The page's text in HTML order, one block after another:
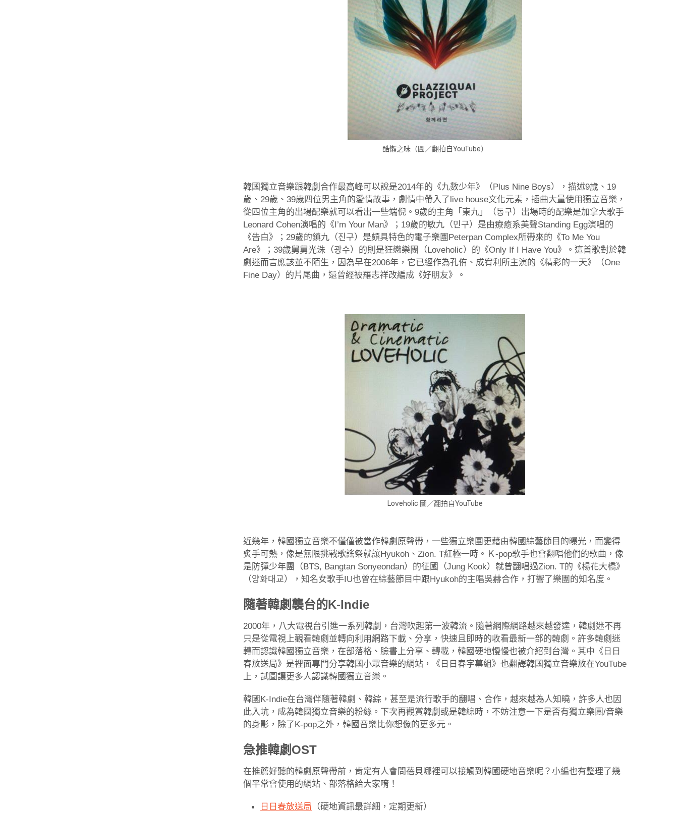
酷懶之味（圖／翻拍自YouTube）
韓國獨立音樂跟韓劇合作最高峰可以說是2014年的《九數少年》（Plus Nine Boys），描述9歲、19
歲、29歲、39歲四位男主角的愛情故事，劇情中帶入了live house文化元素，插曲大量使用獨立音樂，
從四位主角的出場配樂就可以看出一些端倪。9歲的主角「東九」（동구）出場時的配樂是加拿大歌手
Leonard Cohen演唱的《I’m Your Man》；19歲的敏九（민구）是由療癒系美聲Standing Egg演唱的
《告白》；29歲的鎮九（진구）是頗具特色的電子樂團Peterpan Complex所帶來的《To Me You
Are》；39歲舅舅光洙（광수）的則是狂戀樂團（Loveholic）的《Only If I Have You》。這首歌對於韓
劇迷而言應該並不陌生，因為早在2006年，它已經作為孔侑、成宥利所主演的《精彩的一天》（One
Fine Day）的片尾曲，還曾經被羅志祥改編成《好朋友》。
Loveholic 圖／翻拍自YouTube
近幾年，韓國獨立音樂不僅僅被當作韓劇原聲帶，一些獨立樂團更藉由韓國綜藝節目的曝光，而變得
炙手可熱，像是無限挑戰歌謠祭就讓Hyukoh、Zion. T紅極一時。Ｋ-pop歌手也會翻唱他們的歌曲，像
是防彈少年團（BTS, Bangtan Sonyeondan）的征國（Jung Kook）就曾翻唱過Zion. T的《楊花大橋》
（양화대교），知名女歌手IU也曾在綜藝節目中跟Hyukoh的主唱吳赫合作，打響了樂團的知名度。
隨著韓劇襲台的K-Indie
2000年，八大電視台引進一系列韓劇，台灣吹起第一波韓流。隨著網際網路越來越發達，韓劇迷不再
只是從電視上觀看韓劇並轉向利用網路下載、分享，快速且即時的收看最新一部的韓劇。許多韓劇迷
轉而認識韓國獨立音樂，在部落格、臉書上分享、轉載，韓國硬地慢慢也被介紹到台灣。其中《日日
春放送局》是裡面專門分享韓國小眾音樂的網站，《日日春字幕組》也翻譯韓國獨立音樂放在YouTube
上，試圖讓更多人認識韓國獨立音樂。
韓國K-Indie在台灣伴隨著韓劇、韓綜，甚至是流行歌手的翻唱、合作，越來越為人知曉，許多人也因
此入坑，成為韓國獨立音樂的粉絲。下次再觀賞韓劇或是韓綜時，不妨注意一下是否有獨立樂團/音樂
的身影，除了K-pop之外，韓國音樂比你想像的更多元。
急推韓劇OST
在推薦好聽的韓劇原聲帶前，肯定有人會問蓓貝哪裡可以接觸到韓國硬地音樂呢？小編也有整理了幾
個平常會使用的網站、部落格給大家唷！
日日春放送局 （硬地資訊最詳細，定期更新）